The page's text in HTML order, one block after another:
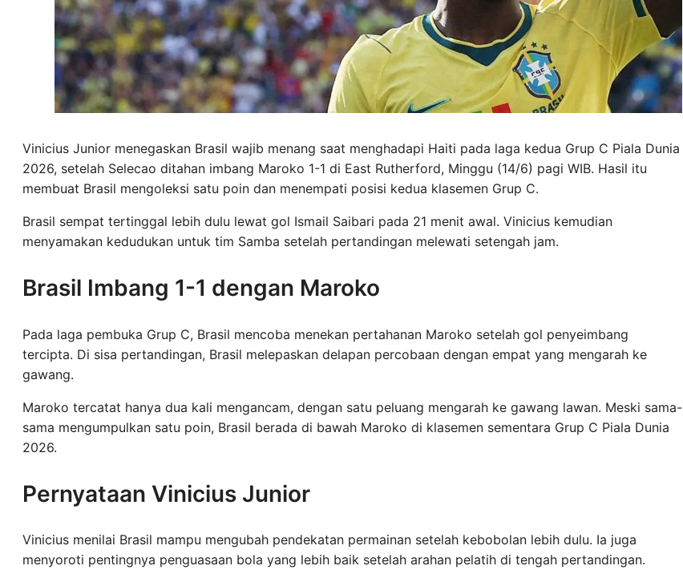
Vinicius Junior menegaskan Brasil wajib menang saat menghadapi Haiti pada laga kedua Grup C Piala Dunia
2026, setelah Selecao ditahan imbang Maroko 1-1 di East Rutherford, Minggu (14/6) pagi WIB. Hasil itu
membuat Brasil mengoleksi satu poin dan menempati posisi kedua klasemen Grup C.
Brasil sempat tertinggal lebih dulu lewat gol Ismail Saibari pada 21 menit awal. Vinicius kemudian
menyamakan kedudukan untuk tim Samba setelah pertandingan melewati setengah jam.
Brasil Imbang 1-1 dengan Maroko
Pada laga pembuka Grup C, Brasil mencoba menekan pertahanan Maroko setelah gol penyeimbang
tercipta. Di sisa pertandingan, Brasil melepaskan delapan percobaan dengan empat yang mengarah ke
gawang.
Maroko tercatat hanya dua kali mengancam, dengan satu peluang mengarah ke gawang lawan. Meski sama-
sama mengumpulkan satu poin, Brasil berada di bawah Maroko di klasemen sementara Grup C Piala Dunia
2026.
Pernyataan Vinicius Junior
Vinicius menilai Brasil mampu mengubah pendekatan permainan setelah kebobolan lebih dulu. Ia juga
menyoroti pentingnya penguasaan bola yang lebih baik setelah arahan pelatih di tengah pertandingan.